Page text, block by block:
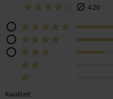
4.20
Kwaliteit